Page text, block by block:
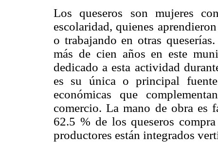
Los queseros son mujeres
escolaridad, quienes
o trabajando en otras
más de cien años en este
dedicado a esta actividad
es su única o principal
económicas que
comercio. La mano de obra es
62.5 % de los queseros
productores están integrados